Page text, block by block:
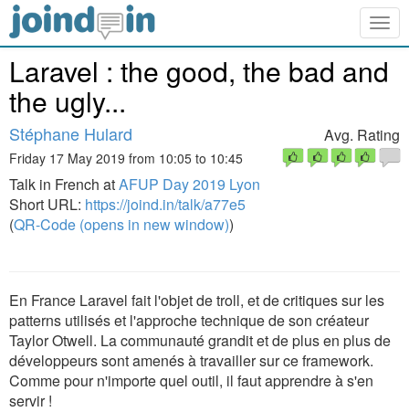
Laravel : the good, the bad and
the ugly...
Stéphane Hulard
Friday 17 May 2019 from 10:05 to 10:45
Talk in French atAFUP Day 2019 Lyon
Short URL: https://joind.in/talk/a77e5
(QR-Code (opens in new window))
Avg. Rating
En France Laravel fait l'objet de troll, et de critiques sur les
patterns utilisés et l'approche technique de son créateur
Taylor Otwell. La communauté grandit et de plus en plus de
développeurs sont amenés à travailler sur ce framework.
Comme pour n'importe quel outil, il faut apprendre à s'en
servir !